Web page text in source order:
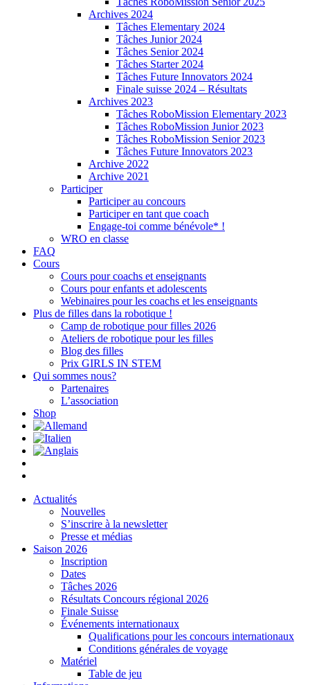
Archives 2024
Tâches Elementary 2024
Tâches Junior 2024
Tâches Senior 2024
Tâches Starter 2024
Tâches Future Innovators 2024
Finale suisse 2024 – Résultats
Archives 2023
Tâches RoboMission Elementary 2023
Tâches RoboMission Junior 2023
Tâches RoboMission Senior 2023
Tâches Future Innovators 2023
Archive 2022
Archive 2021
Participer
Participer au concours
Participer en tant que coach
Engage-toi comme bénévole* !
WRO en classe
FAQ
Cours
Cours pour coachs et enseignants
Cours pour enfants et adolescents
Webinaires pour les coachs et les enseignants
Plus de filles dans la robotique !
Camp de robotique pour filles 2026
Ateliers de robotique pour les filles
Blog des filles
Prix GIRLS IN STEM
Qui sommes nous?
Partenaires
L’association
Shop
Actualités
Nouvelles
S’inscrire à la newsletter
Presse et médias
Saison 2026
Inscription
Dates
Tâches 2026
Résultats Concours régional 2026
Finale Suisse
Événements internationaux
Qualifications pour les concours internationaux
Conditions générales de voyage
Matériel
Table de jeu